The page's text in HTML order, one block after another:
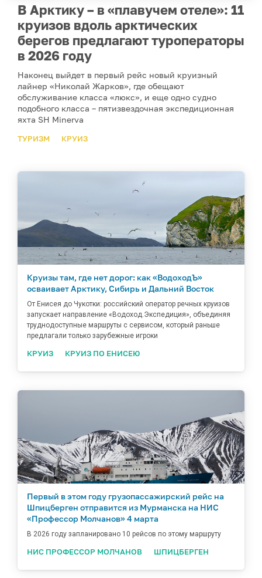
В Арктику – в «плавучем отеле»: 11
круизов вдоль арктических
берегов предлагают туроператоры
в 2026 году
Наконец выйдет в первый рейс новый круизный
лайнер «Николай Жарков», где обещают
обслуживание класса «люкс», и еще одно судно
подобного класса – пятизвездочная экспедиционная
яхта SH Minerva
ТУРИЗМ КРУИЗ
Круизы там, где нет дорог: как «ВодоходЪ»
осваивает Арктику, Сибирь и Дальний Восток
От Енисея до Чукотки: российский оператор речных круизов
запускает направление «Водоход.Экспедиция», объединяя
труднодоступные маршруты с сервисом, который раньше
предлагали только зарубежные игроки
КРУИЗ КРУИЗ ПО ЕНИСЕЮ
Первый в этом году грузопассажирский рейс на
Шпицберген отправится из Мурманска на НИС
«Профессор Молчанов» 4 марта
В 2026 году запланировано 10 рейсов по этому маршруту
НИС ПРОФЕССОР МОЛЧАНОВ ШПИЦБЕРГЕН